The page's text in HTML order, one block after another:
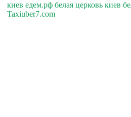
киев едем.рф белая церковь киев
Taxiuber7.com